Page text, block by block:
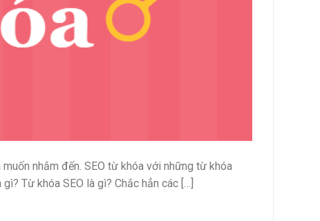
nhắm đến. SEO từ khóa với những từ khóa
Từ khóa SEO là gì? Chắc hẳn các […]